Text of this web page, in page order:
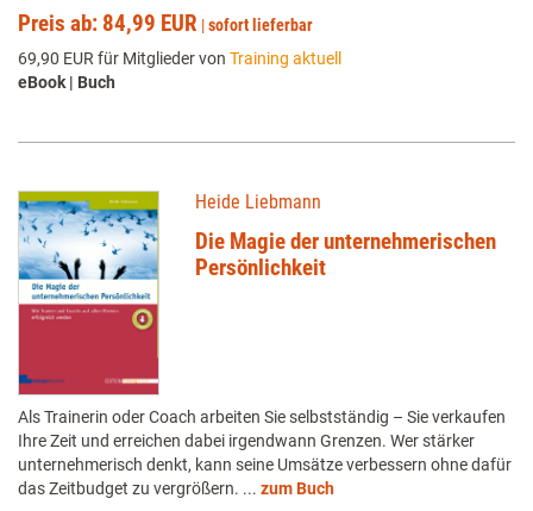
Preis ab: 84,99 EUR |sofort lieferbar
69,90 EUR für Mitglieder von Training aktuell
eBook | Buch
Heide Liebmann
Die Magie der unternehmerischen
Persönlichkeit
Als Trainerin oder Coach arbeiten Sie selbstständig – Sie verkaufen
Ihre Zeit und erreichen dabei irgendwann Grenzen. Wer stärker
unternehmerisch denkt, kann seine Umsätze verbessern ohne dafür
das Zeitbudget zu vergrößern. ... zum Buch